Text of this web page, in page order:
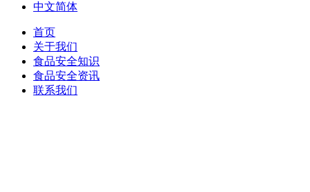
中文简体
首页
关于我们
食品安全知识
食品安全资讯
联系我们